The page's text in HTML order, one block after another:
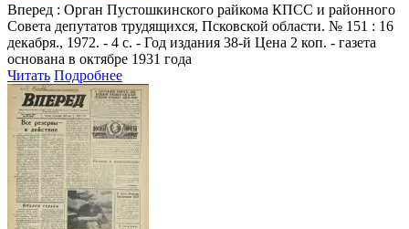
Вперед : Орган Пустошкинского райкома КПСС и районного
Совета депутатов трудящихся, Псковской области. № 151 : 16
декабря., 1972. - 4 с. - Год издания 38-й Цена 2 коп. - газета
основана в октябре 1931 года
Читать Подробнее